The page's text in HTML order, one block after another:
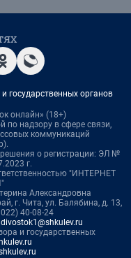
государственных органов
онлайн» (18+)
по надзору в сфере связи,
коммуникаций
о регистрации: ЭЛ №
г.
"ИНТЕРНЕТ
Александровна
г. Чита, ул. Балябина, д. 13,
40-08-24
и государственных